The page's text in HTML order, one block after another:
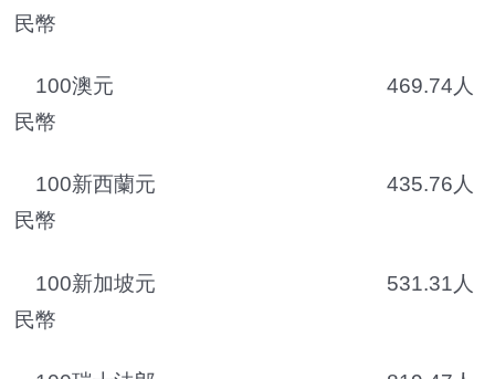
民幣
100澳元 469.74人
民幣
100新西蘭元 435.76人
民幣
100新加坡元 531.31人
民幣